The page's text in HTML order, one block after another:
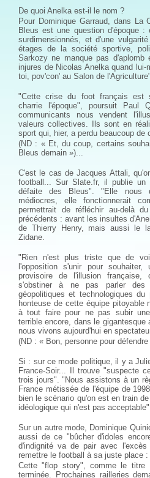
De quoi Anelka est-il le nom ?
Pour Dominique Garraud, dans La
Bleus est une question d'époque :
surdimensionnés, et d'une
étages de la société sportive,
Sarkozy ne manque pas d'aplomb
injures de Nicolas Anelka quand
toi, pov'con' au Salon de l'Agriculture".
"Cette crise du foot français est
charrie l'époque", poursuit Paul
communicants nous vendent
valeurs collectives. Ils sont en
sport qui, hier, a perdu beaucoup de
(ND : « Et, du coup, certains
Bleus demain »)...
C'est le cas de Jacques Attali,
football... Sur Slate.fr, il publie
défaite des Bleus". "Elle nous
médiocres, elle fonctionnerait
permettrait de réfléchir au-delà
précédents : avant les insultes
de Thierry Henry, mais aussi le
Zidane.
"Rien n'est plus triste que de
l'opposition s'unir pour
provisoire de l'illusion
s'obstiner à ne pas parler des
géopolitiques et technologiques
honteuse de cette équipe pitoyable
à tout faire pour ne pas subir
terrible encore, dans le gigantesque
nous vivons aujourd'hui en
(ND : « Bon, personne pour
Si : sur ce mode politique, il y a
France-Soir... Il trouve "suspecte
trois jours". "Nous assistons à un
France métissée de l'équipe de
bien le scénario qu'on est en train
idéologique qui n'est pas acceptable".
Sur un autre mode, Dominique
aussi de ce "bûcher d'idoles
d'indignité va de pair avec l'excès
remettre le football à sa juste place
Cette "flop story", comme le titre
terminée. Prochaines railleries